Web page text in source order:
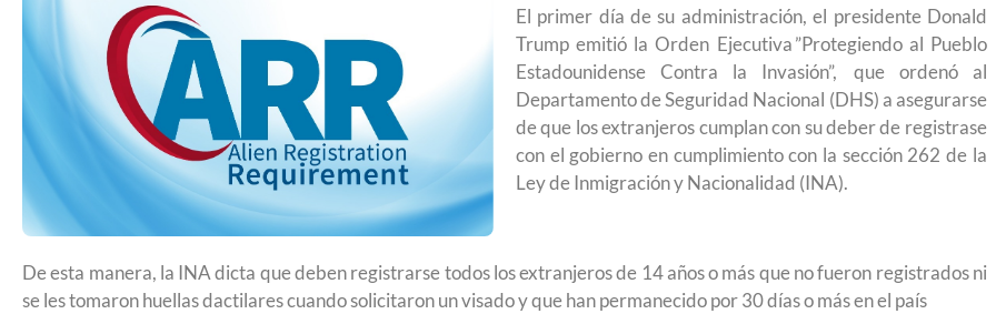
El primer día de su administración, el presidente Donald
Trump emitió la Orden Ejecutiva ”Protegiendo al Pueblo
Estadounidense Contra la Invasión”, que ordenó al
Departamento de Seguridad Nacional (DHS) a asegurarse
de que los extranjeros cumplan con su deber de registrase
con el gobierno en cumplimiento con la sección 262 de la
Ley de Inmigración y Nacionalidad (INA).
De esta manera, la INA dicta que deben registrarse todos los extranjeros de 14 años o más que no fueron registrados ni
se les tomaron huellas dactilares cuando solicitaron un visado y que han permanecido por 30 días o más en el país
¿Cómo inscribirse a Jóvenes Construyendo el